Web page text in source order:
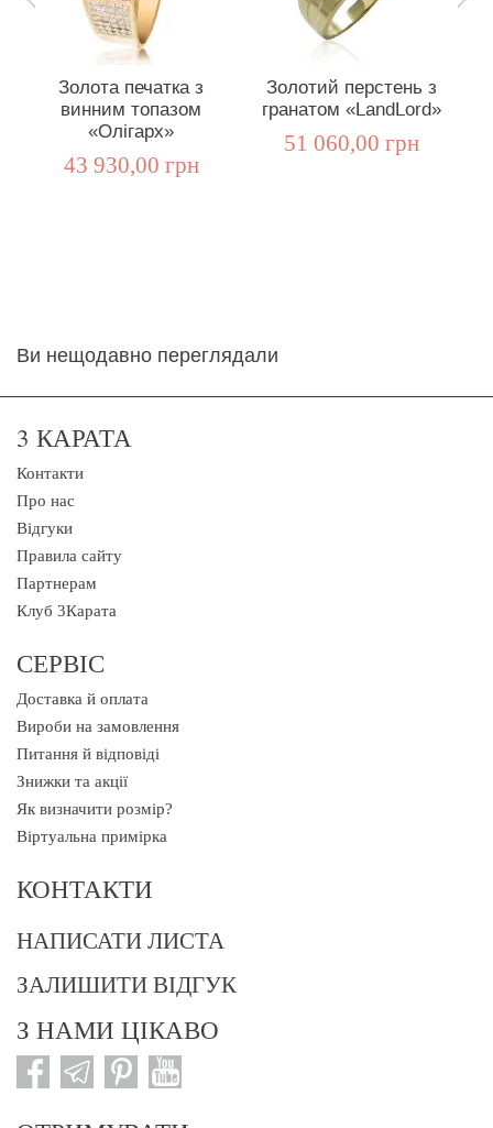
Золота печатка з
винним топазом
«Олігарх»
43 930,00 грн
Золотий перстень з
гранатом «LandLord»
51 060,00 грн
Ви нещодавно переглядали
3 КАРАТА
Контакти
Про нас
Відгуки
Правила сайту
Партнерам
Клуб 3Карата
СЕРВІС
Доставка й оплата
Вироби на замовлення
Питання й відповіді
Знижки та акції
Як визначити розмір?
Віртуальна примірка
КОНТАКТИ
НАПИСАТИ ЛИСТА
ЗАЛИШИТИ ВІДГУК
З НАМИ ЦІКАВО